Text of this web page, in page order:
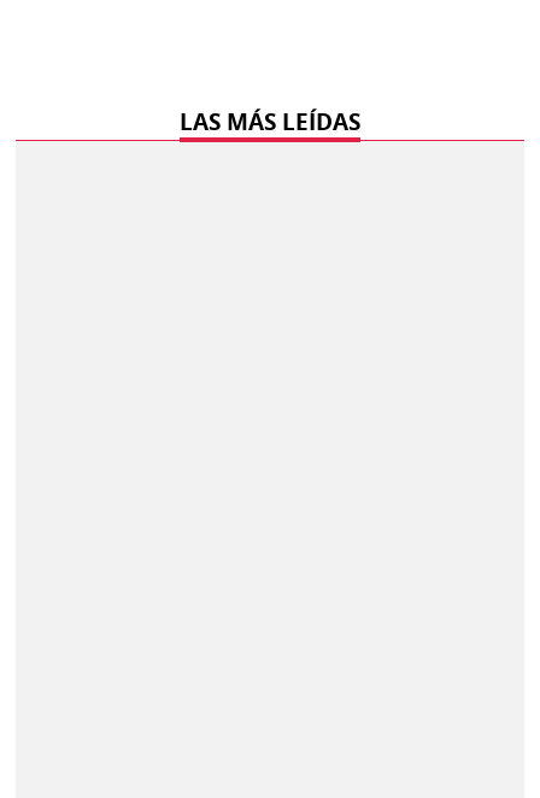
LAS MÁS LEÍDAS